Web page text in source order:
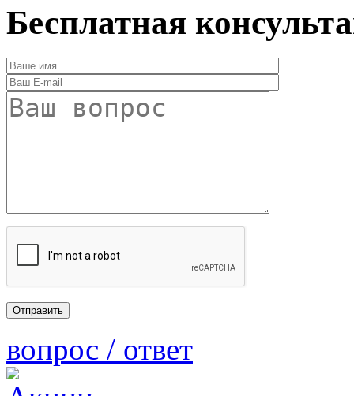
Бесплатная
вопрос / ответ